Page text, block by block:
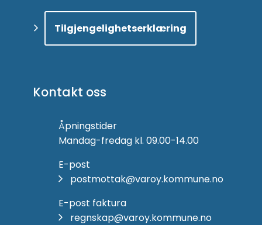
Tilgjengelighetserklæring
Kontakt oss
Åpningstider
Mandag-fredag kl. 09.00-14.00
E-post
postmottak@varoy.kommune.no
E-post faktura
regnskap@varoy.kommune.no